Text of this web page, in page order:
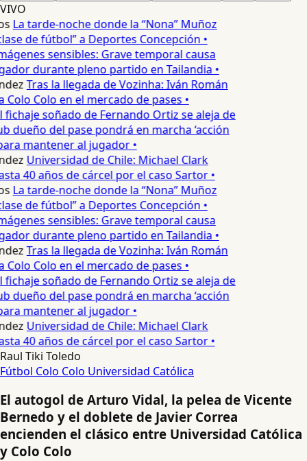
VIVO
La tarde-noche donde la “Nona” Muñoz
de fútbol” a Deportes Concepción •
sensibles: Grave temporal causa
durante pleno partido en Tailandia •
Tras la llegada de Vozinha: Iván Román
Colo en el mercado de pases •
fichaje soñado de Fernando Ortiz se aleja de
dueño del pase pondrá en marcha ‘acción
mantener al jugador •
Universidad de Chile: Michael Clark
40 años de cárcel por el caso Sartor •
La tarde-noche donde la “Nona” Muñoz
de fútbol” a Deportes Concepción •
sensibles: Grave temporal causa
durante pleno partido en Tailandia •
Tras la llegada de Vozinha: Iván Román
Colo en el mercado de pases •
fichaje soñado de Fernando Ortiz se aleja de
dueño del pase pondrá en marcha ‘acción
mantener al jugador •
Universidad de Chile: Michael Clark
40 años de cárcel por el caso Sartor •
Raul Tiki Toledo
Fútbol Colo Colo Universidad Católica
El autogol de Arturo Vidal, la pelea de Vicente
Bernedo y el doblete de Javier Correa
encienden el clásico entre Universidad Católica
y Colo Colo